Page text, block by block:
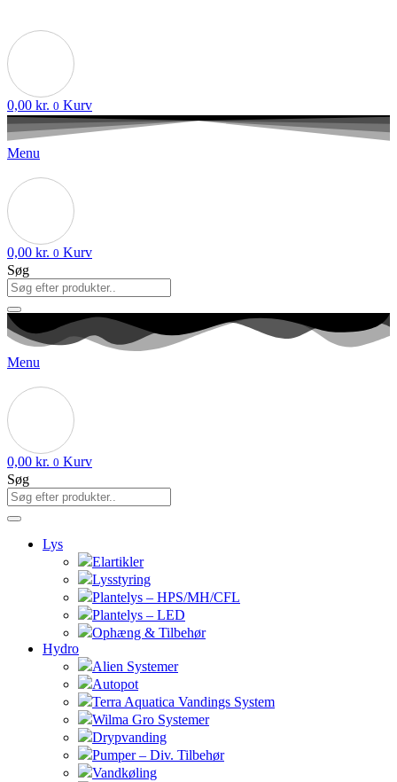
0,00 kr. 0 Kurv
Menu
0,00 kr. 0 Kurv
Søg
Menu
0,00 kr. 0 Kurv
Søg
Lys
Elartikler
Lysstyring
Plantelys – HPS/MH/CFL
Plantelys – LED
Ophæng & Tilbehør
Hydro
Alien Systemer
Autopot
Terra Aquatica Vandings System
Wilma Gro Systemer
Drypvanding
Pumper – Div. Tilbehør
Vandkøling